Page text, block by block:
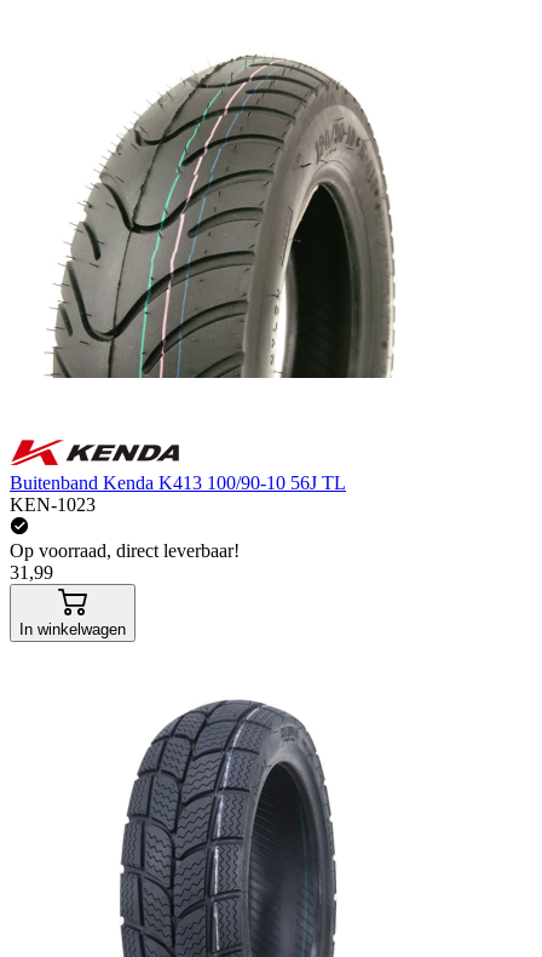
Buitenband Kenda K413 100/90-10 56J TL
KEN-1023
Op voorraad, direct leverbaar!
31,99
In winkelwagen